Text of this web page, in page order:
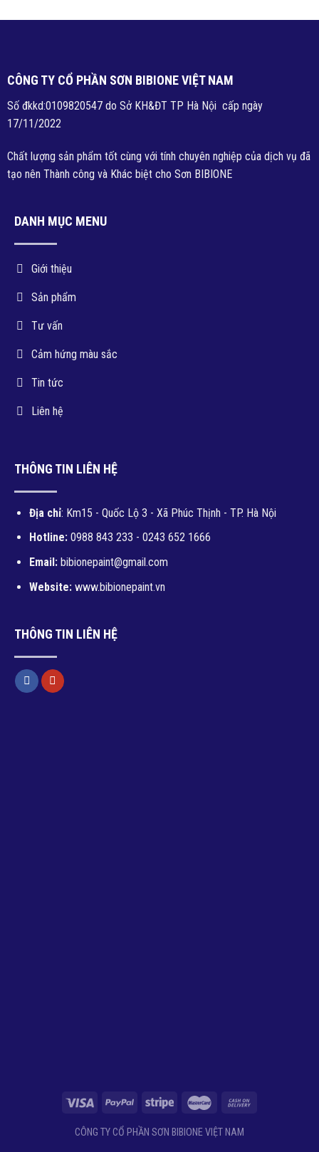
CÔNG TY CỔ PHẦN SƠN BIBIONE VIỆT NAM
Số đkkd:0109820547 do Sở KH&ĐT TP Hà Nội cấp ngày
17/11/2022
Chất lượng sản phẩm tốt cùng với tính chuyên nghiệp của dịch vụ đã
tạo nên Thành công và Khác biệt cho Sơn BIBIONE
DANH MỤC MENU
Giới thiệu
Sản phẩm
Tư vấn
Cảm hứng màu sắc
Tin tức
Liên hệ
THÔNG TIN LIÊN HỆ
Địa chỉ: Km15 - Quốc Lộ 3 - Xã Phúc Thịnh - TP. Hà Nội
Hotline: 0988 843 233 - 0243 652 1666
Email:bibionepaint@gmail.com
Website:www.bibionepaint.vn
THÔNG TIN LIÊN HỆ
CÔNG TY CỔ PHẦN SƠN BIBIONE VIỆT NAM